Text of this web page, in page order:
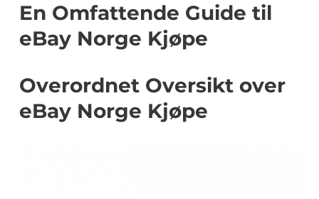
En Omfattende Guide til
eBay Norge Kjøpe
Overordnet Oversikt over
eBay Norge Kjøpe